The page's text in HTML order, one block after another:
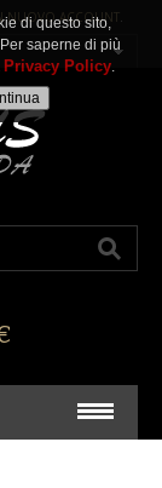
NUOVO ACCOUNT .
di questo sito,
saperne di più
Privacy Policy.